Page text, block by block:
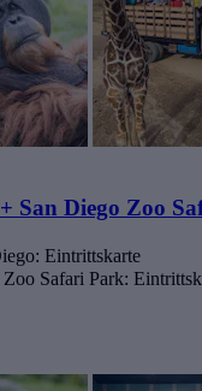
San Diego Zoo
Eintrittskarte
Safari Park: